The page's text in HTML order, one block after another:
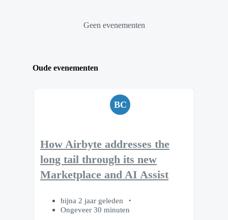
Geen evenementen
Oude evenementen
BC
How Airbyte addresses the
long tail through its new
Marketplace and AI Assist
bijna 2 jaar geleden
Ongeveer 30 minuten